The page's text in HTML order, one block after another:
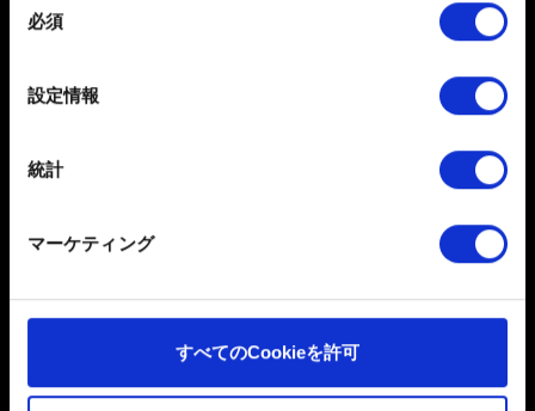
特定の特性（フィンガープリント）を積極的にス
詳細セクション
で個人データの処理方法と設定を行って
ください。「Cookie宣言」からいつでも同意を変更また
だくために必要なものです。その他のCookieは、ウェブ
サイトの品質向上のために、オプションとして技術的お
た、ソーシャルメディア上などでお客様が興味を持ちそ
うなコンテンツをお届けするために、一部のCookieをパ
これらのオプションが有効になることはありません。
必須
設定情報
統計
マーケティング
すべてのCookieを許可